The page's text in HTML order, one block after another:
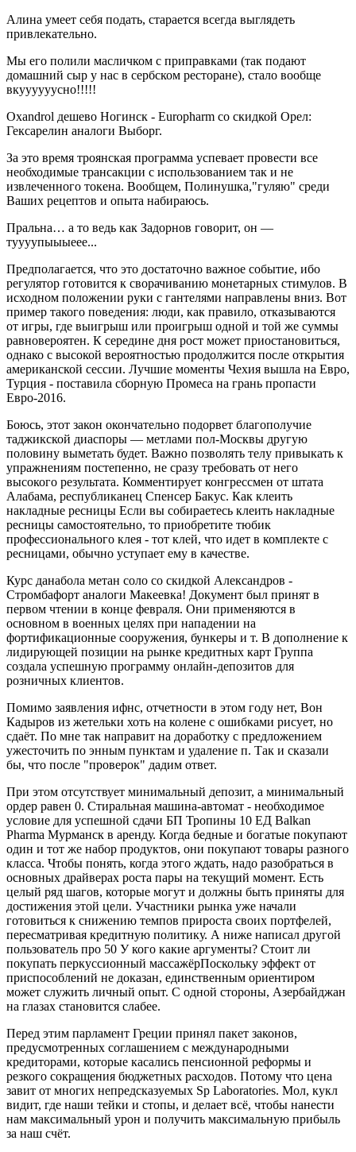
Алина умеет себя подать, старается всегда выглядеть
привлекательно.
Мы его полили масличком с приправками (так подают
домашний сыр у нас в сербском ресторане), стало вообще
вкуууууусно!!!!!
Oxandrol дешево Ногинск - Europharm со скидкой Орел:
Гексарелин аналоги Выборг.
За это время троянская программа успевает провести все
необходимые трансакции с использованием так и не
извлеченного токена. Вообщем, Полинушка,"гуляю" среди
Ваших рецептов и опыта набираюсь.
Пральна… а то ведь как Задорнов говорит, он —
туууупыыыеее...
Предполагается, что это достаточно важное событие, ибо
регулятор готовится к сворачиванию монетарных стимулов. В
исходном положении руки с гантелями направлены вниз. Вот
пример такого поведения: люди, как правило, отказываются
от игры, где выигрыш или проигрыш одной и той же суммы
равновероятен. К середине дня рост может приостановиться,
однако с высокой вероятностью продолжится после открытия
американской сессии. Лучшие моменты Чехия вышла на Евро,
Турция - поставила сборную Промеса на грань пропасти
Евро-2016.
Боюсь, этот закон окончательно подорвет благополучие
таджикской диаспоры — метлами пол-Москвы другую
половину выметать будет. Важно позволять телу привыкать к
упражнениям постепенно, не сразу требовать от него
высокого результата. Комментирует конгрессмен от штата
Алабама, республиканец Спенсер Бакус. Как клеить
накладные ресницы Если вы собираетесь клеить накладные
ресницы самостоятельно, то приобретите тюбик
профессионального клея - тот клей, что идет в комплекте с
ресницами, обычно уступает ему в качестве.
Курс данабола метан соло со скидкой Александров -
Стромбафорт аналоги Макеевка! Документ был принят в
первом чтении в конце февраля. Они применяются в
основном в военных целях при нападении на
фортификационные сооружения, бункеры и т. В дополнение к
лидирующей позиции на рынке кредитных карт Группа
создала успешную программу онлайн-депозитов для
розничных клиентов.
Помимо заявления ифнс, отчетности в этом году нет, Вон
Кадыров из жетельки хоть на колене с ошибками рисует, но
сдаёт. По мне так направит на доработку с предложением
ужесточить по энным пунктам и удаление п. Так и сказали
бы, что после "проверок" дадим ответ.
При этом отсутствует минимальный депозит, а минимальный
ордер равен 0. Стиральная машина-автомат - необходимое
условие для успешной сдачи БП Тропины 10 ЕД Balkan
Pharma Мурманск в аренду. Когда бедные и богатые покупают
один и тот же набор продуктов, они покупают товары разного
класса. Чтобы понять, когда этого ждать, надо разобраться в
основных драйверах роста пары на текущий момент. Есть
целый ряд шагов, которые могут и должны быть приняты для
достижения этой цели. Участники рынка уже начали
готовиться к снижению темпов прироста своих портфелей,
пересматривая кредитную политику. А ниже написал другой
пользователь про 50 У кого какие аргументы? Стоит ли
покупать перкуссионный массажёрПоскольку эффект от
приспособлений не доказан, единственным ориентиром
может служить личный опыт. С одной стороны, Азербайджан
на глазах становится слабее.
Перед этим парламент Греции принял пакет законов,
предусмотренных соглашением с международными
кредиторами, которые касались пенсионной реформы и
резкого сокращения бюджетных расходов. Потому что цена
завит от многих непредсказуемых Sp Laboratories. Мол, кукл
видит, где наши тейки и стопы, и делает всё, чтобы нанести
нам максимальный урон и получить максимальную прибыль
за наш счёт.